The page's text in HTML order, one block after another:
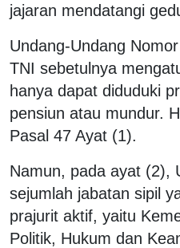
jajaran mendatangi
Undang-Undang
TNI sebetulnya
hanya dapat diduduki
pensiun atau mundur.
Pasal 47 Ayat (1).
Namun, pada ayat (2),
sejumlah jabatan sipil
prajurit aktif, yaitu
Politik, Hukum dan